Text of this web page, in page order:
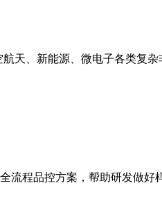
天、新能源、微电子各类复
程品控方案，帮助研发做好